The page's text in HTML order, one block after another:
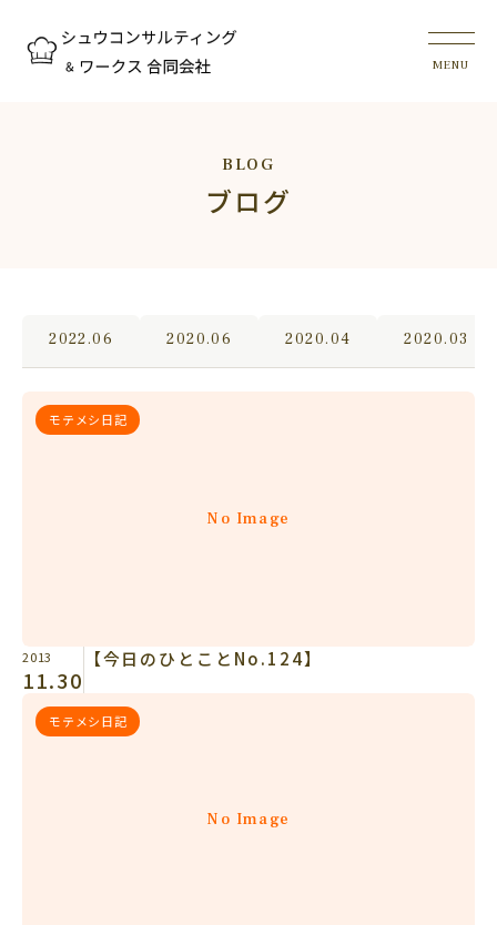
BLOG
ブログ
2022.06 2020.06 2020.04 2020.03
No Image
モテメシ日記
2013
11.30
【今日のひとことNo.124】
No Image
モテメシ日記